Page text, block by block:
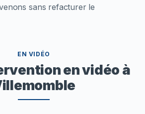
sans refacturer le
EN VIDÉO
en vidéo à